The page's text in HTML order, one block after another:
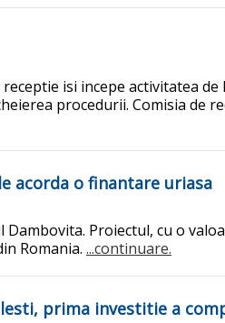
isi incepe activitatea de
procedurii. Comisia de
acorda o finantare uriasa
Proiectul, cu o
Romania. ...continuare.
prima investitie a